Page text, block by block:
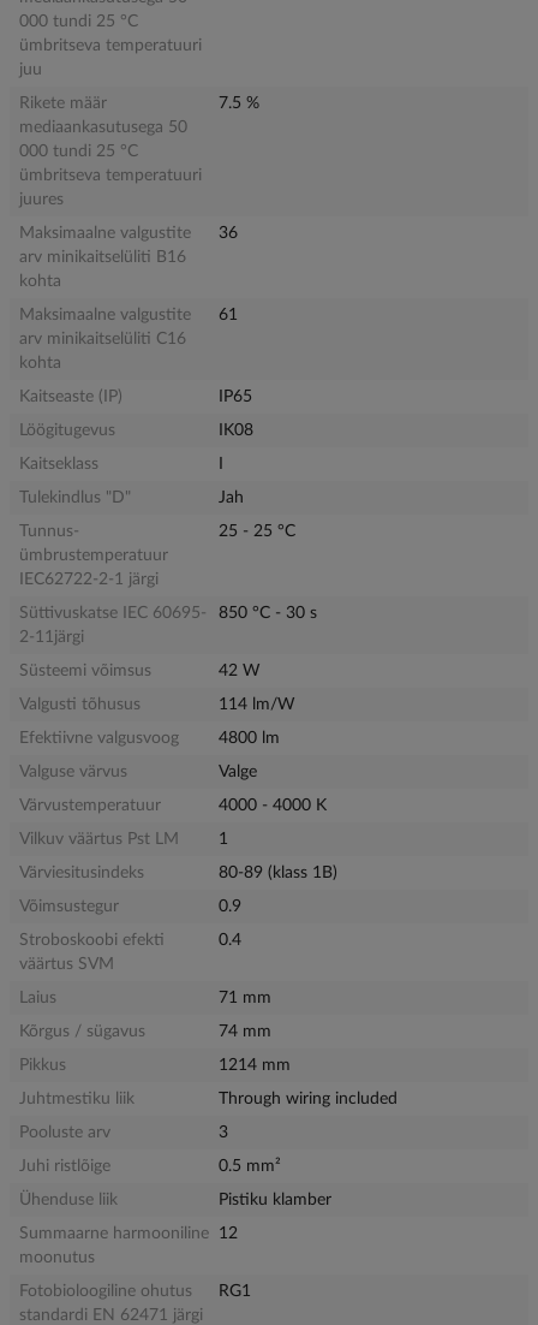
000 tundi 25 °C
ümbritseva temperatuuri
juu
Rikete määr
mediaankasutusega 50
000 tundi 25 °C
ümbritseva temperatuuri
juures
7.5 %
Maksimaalne valgustite
arv minikaitselüliti B16
kohta
36
Maksimaalne valgustite
arv minikaitselüliti C16
kohta
61
Kaitseaste (IP)
IP65
Löögitugevus
IK08
Kaitseklass
Tulekindlus "D"
Jah
Tunnus-
ümbrustemperatuur
IEC62722-2-1 järgi
25 - 25 °C
Süttivuskatse IEC 60695-
2-11järgi
850 °C - 30 s
Süsteemi võimsus
42 W
Valgusti tõhusus
114 lm/W
Efektiivne valgusvoog
4800 lm
Valguse värvus
Valge
Värvustemperatuur
4000 - 4000 K
Vilkuv väärtus Pst LM
1
Värviesitusindeks
80-89 (klass 1B)
Võimsustegur
0.9
Stroboskoobi efekti
väärtus SVM
0.4
Laius
71 mm
Kõrgus / sügavus
74 mm
Pikkus
1214 mm
Juhtmestiku liik
Through wiring included
Pooluste arv
3
Juhi ristlõige
0.5 mm²
Ühenduse liik
Pistiku klamber
Summaarne harmooniline
moonutus
12
Fotobioloogiline ohutus
standardi EN 62471 järgi
RG1